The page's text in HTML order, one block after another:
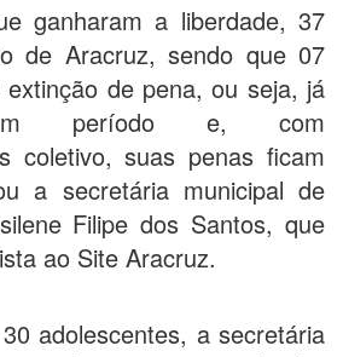
ganharam a liberdade, 37
de Aracruz, sendo que 07
de pena, ou seja, já
período e, com
coletivo, suas penas ficam
a secretária municipal de
Filipe dos Santos, que
ao Site Aracruz.
adolescentes, a secretária